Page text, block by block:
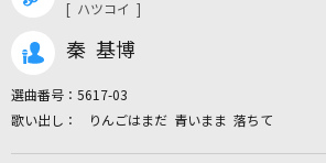
[ ハツコイ ]
秦 基博
選曲番号： 5617-03
りんごはまだ 青いまま 落ちて